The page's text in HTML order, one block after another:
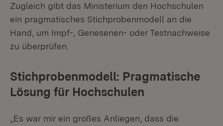
Zugleich gibt das Ministerium den Hochschulen
ein pragmatisches Stichprobenmodell an die
Hand, um Impf-, Genesenen- oder Testnachweise
zu überprüfen.
Stichprobenmodell: Pragmatische
Lösung für Hochschulen
„Es war mir ein großes Anliegen, dass die